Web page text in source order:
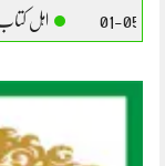
کتاب کے برتن استعمال کرنے کا